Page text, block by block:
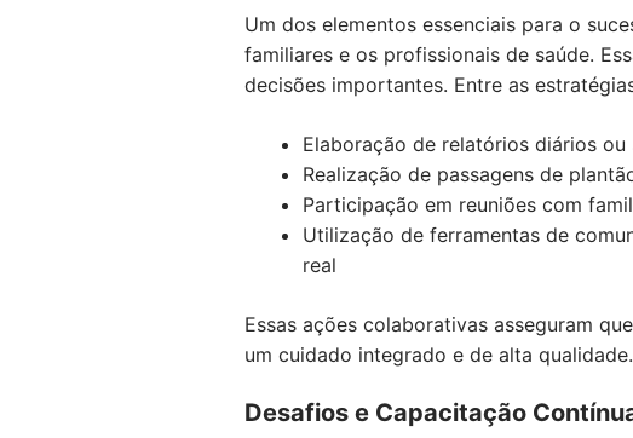
Um dos elementos essenciais para o
familiares e os profissionais de saúde.
decisões importantes. Entre as
Elaboração de relatórios diários
Realização de passagens de
Participação em reuniões com
Utilização de ferramentas de
real
Essas ações colaborativas asseguram
um cuidado integrado e de alta qualidade.
Desafios e Capacitação